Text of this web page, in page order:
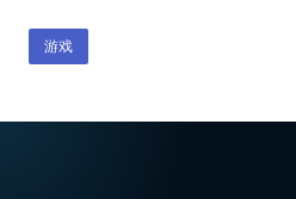
游戏